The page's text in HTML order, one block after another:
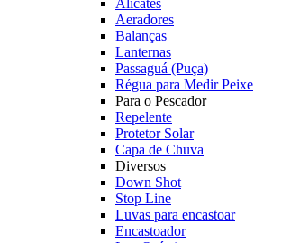
Alicates
Aeradores
Balanças
Lanternas
Passaguá (Puça)
Régua para Medir Peixe
Para o Pescador
Repelente
Protetor Solar
Capa de Chuva
Diversos
Down Shot
Stop Line
Luvas para encastoar
Encastoador